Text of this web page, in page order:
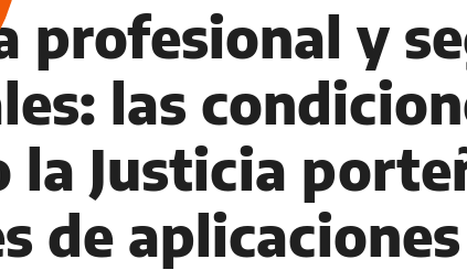
profesional y
las
la Justicia
de aplicaciones